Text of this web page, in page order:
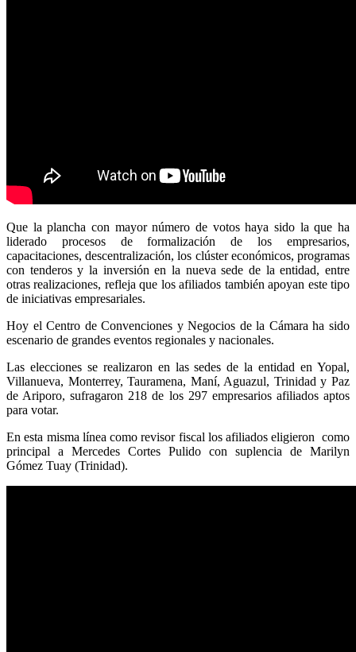
Que la plancha con mayor número de votos haya sido la que ha
liderado procesos de formalización de los empresarios,
capacitaciones, descentralización, los clúster económicos, programas
con tenderos y la inversión en la nueva sede de la entidad, entre
otras realizaciones, refleja que los afiliados también apoyan este tipo
de iniciativas empresariales.
Hoy el Centro de Convenciones y Negocios de la Cámara ha sido
escenario de grandes eventos regionales y nacionales.
Las elecciones se realizaron en las sedes de la entidad en Yopal,
Villanueva, Monterrey, Tauramena, Maní, Aguazul, Trinidad y Paz
de Ariporo, sufragaron 218 de los 297 empresarios afiliados aptos
para votar.
En esta misma línea como revisor fiscal los afiliados eligieron como
principal a Mercedes Cortes Pulido con suplencia de Marilyn
Gómez Tuay (Trinidad).